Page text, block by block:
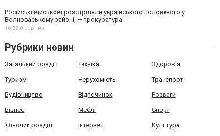
Російські військові розстріляли українського полоненого у
Волноваському районі, — прокуратура
16:27,6 серпня
Рубрики новин
Загальний розділ Техніка Здоров'я
Туризм Нерухомість Транспорт
Будівництво Відпочинок Розваги
Бізнес Меблі Спорт
Жіночий розділ Інтернет Культура